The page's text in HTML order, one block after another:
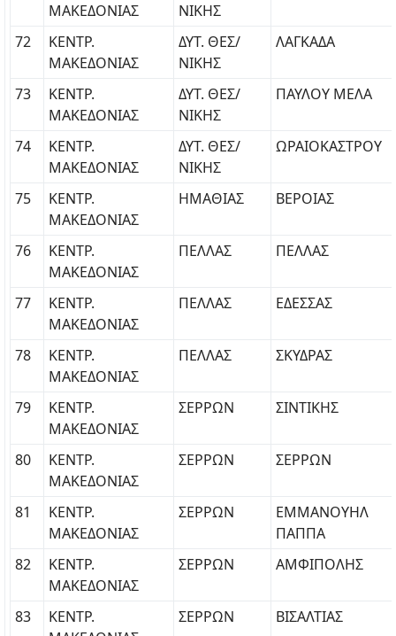
ΜΑΚΕΔΟΝΙΑΣ
ΝΙΚΗΣ
72
ΚΕΝΤΡ.
ΜΑΚΕΔΟΝΙΑΣ
ΔΥΤ. ΘΕΣ/
ΝΙΚΗΣ
ΛΑΓΚΑΔΑ
73
ΚΕΝΤΡ.
ΜΑΚΕΔΟΝΙΑΣ
ΔΥΤ. ΘΕΣ/
ΝΙΚΗΣ
ΠΑΥΛΟΥ ΜΕΛΑ
74
ΚΕΝΤΡ.
ΜΑΚΕΔΟΝΙΑΣ
ΔΥΤ. ΘΕΣ/
ΝΙΚΗΣ
ΩΡΑΙΟΚΑΣΤΡΟΥ
75
ΚΕΝΤΡ.
ΜΑΚΕΔΟΝΙΑΣ
ΗΜΑΘΙΑΣ ΒΕΡΟΙΑΣ
76
ΚΕΝΤΡ.
ΜΑΚΕΔΟΝΙΑΣ
ΠΕΛΛΑΣ ΠΕΛΛΑΣ
77
ΚΕΝΤΡ.
ΜΑΚΕΔΟΝΙΑΣ
ΠΕΛΛΑΣ ΕΔΕΣΣΑΣ
78
ΚΕΝΤΡ.
ΜΑΚΕΔΟΝΙΑΣ
ΠΕΛΛΑΣ ΣΚΥΔΡΑΣ
79
ΚΕΝΤΡ.
ΜΑΚΕΔΟΝΙΑΣ
ΣΕΡΡΩΝ ΣΙΝΤΙΚΗΣ
80
ΚΕΝΤΡ.
ΜΑΚΕΔΟΝΙΑΣ
ΣΕΡΡΩΝ ΣΕΡΡΩΝ
81
ΚΕΝΤΡ.
ΜΑΚΕΔΟΝΙΑΣ
ΣΕΡΡΩΝ
ΕΜΜΑΝΟΥΗΛ
ΠΑΠΠΑ
82
ΚΕΝΤΡ.
ΜΑΚΕΔΟΝΙΑΣ
ΣΕΡΡΩΝ ΑΜΦΙΠΟΛΗΣ
83
ΚΕΝΤΡ.
ΣΕΡΡΩΝ ΒΙΣΑΛΤΙΑΣ